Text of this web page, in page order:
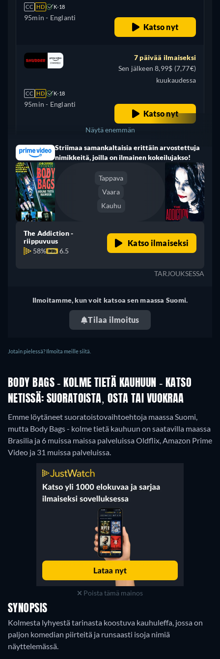
CC HD K-18
95min - Englanti
Katso nyt
CC HD K-18
95min - Englanti
7 päivää ilmaiseksi
Sen jälkeen 8,99$ (7,77€)
kuukaudessa
Katso nyt
Brasilia
Näytä enemmän
Striimaa samankaltaisia erittäin arvostettuja
nimikkeitä, joilla on ilmainen kokeilujakso!
Tappava
Vaara
Kauhu
The Addiction -
riippuvuus
58%
6.5
Katso ilmaiseksi
TARJOUKSESSA
Ilmoitamme, kun voit katsoa sen maassa Suomi.
Tilaa ilmoitus
Jotain pielessä? Ilmoita meille siitä.
BODY BAGS - KOLME TIETÄ KAUHUUN - KATSO
NETISSÄ: SUORATOISTA, OSTA TAI VUOKRAA
Emme löytäneet suoratoistovaihtoehtoja maassa Suomi,
mutta Body Bags - kolme tietä kauhuun on saatavilla maassa
Brasilia ja 6 muissa maissa palveluissa Oldflix, Amazon Prime
Video ja 31 muissa palveluissa.
Poista tämä mainos
SYNOPSIS
Kolmesta lyhyestä tarinasta koostuva kauhuleffa, jossa on
paljon komedian piirteitä ja runsaasti isoja nimiä
näyttelemässä.